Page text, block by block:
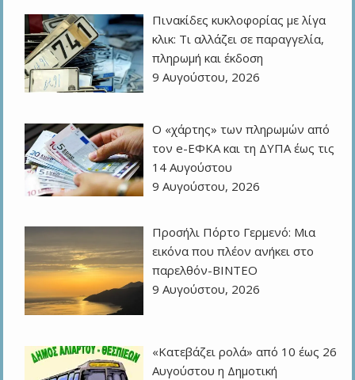
Πινακίδες κυκλοφορίας με λίγα
κλικ: Τι αλλάζει σε παραγγελία,
πληρωμή και έκδοση
9 Αυγούστου, 2026
Ο «χάρτης» των πληρωμών από
τον e-ΕΦΚΑ και τη ΔΥΠΑ έως τις
14 Αυγούστου
9 Αυγούστου, 2026
Προσήλι Πόρτο Γερμενό: Μια
εικόνα που πλέον ανήκει στο
παρελθόν-ΒΙΝΤΕΟ
9 Αυγούστου, 2026
«Κατεβάζει ρολά» από 10 έως 26
Αυγούστου η Δημοτική